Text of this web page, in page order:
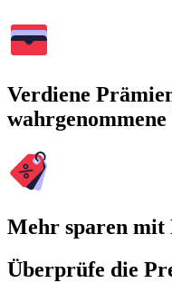
Verdiene
Mehr sparen
Überprüfe die